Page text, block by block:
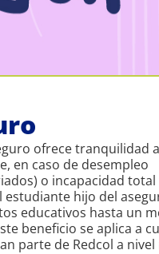
ofrece tranquilidad
en caso de desempleo
o incapacidad
estudiante hijo del
educativos hasta un
beneficio se aplica a
parte de Redcol a nivel